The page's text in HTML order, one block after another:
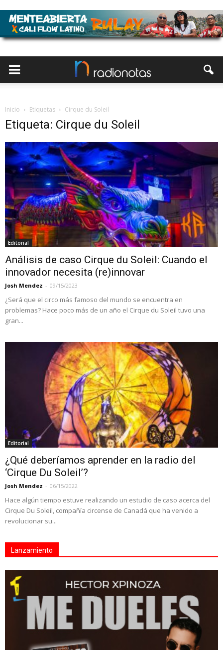
Inicio Etiquetas Cirque du Soleil
Etiqueta: Cirque du Soleil
Editorial
Análisis de caso Cirque du Soleil: Cuando el
innovador necesita (re)innovar
Josh Mendez - 09/15/2023
¿Será que el circo más famoso del mundo se encuentra en
problemas? Hace poco más de un año el Cirque du Soleil tuvo una
gran...
Editorial
¿Qué deberíamos aprender en la radio del
‘Cirque Du Soleil’?
Josh Mendez - 06/15/2022
Hace algún tiempo estuve realizando un estudio de caso acerca del
Cirque Du Soleil, compañía circense de Canadá que ha venido a
revolucionar su...
Lanzamiento